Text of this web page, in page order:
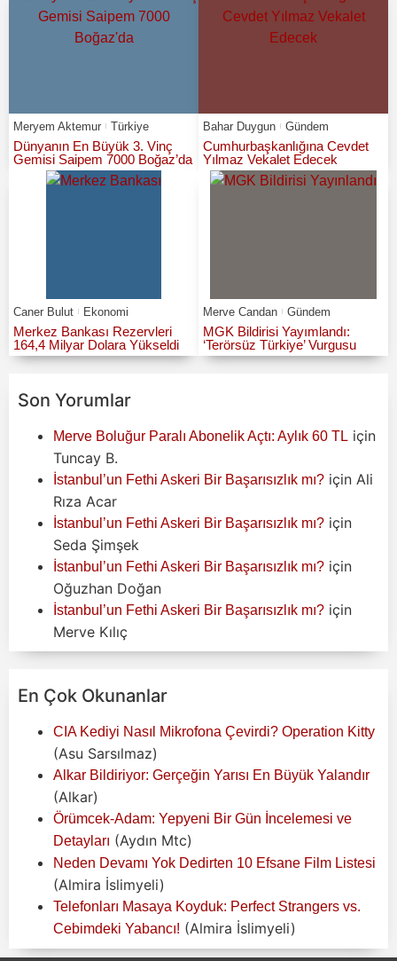
Meryem Aktemur Türkiye
Dünyanın En Büyük 3. Vinç
Gemisi Saipem 7000 Boğaz’da
Bahar Duygun Gündem
Cumhurbaşkanlığına Cevdet
Yılmaz Vekalet Edecek
Caner Bulut Ekonomi
Merkez Bankası Rezervleri
164,4 Milyar Dolara Yükseldi
Merve Candan Gündem
MGK Bildirisi Yayımlandı:
‘Terörsüz Türkiye’ Vurgusu
Son Yorumlar
Merve Boluğur Paralı Abonelik Açtı: Aylık 60 TL için
Tuncay B.
İstanbul’un Fethi Askeri Bir Başarısızlık mı? için Ali
Rıza Acar
İstanbul’un Fethi Askeri Bir Başarısızlık mı? için
Seda Şimşek
İstanbul’un Fethi Askeri Bir Başarısızlık mı? için
Oğuzhan Doğan
İstanbul’un Fethi Askeri Bir Başarısızlık mı? için
Merve Kılıç
En Çok Okunanlar
CIA Kediyi Nasıl Mikrofona Çevirdi? Operation Kitty
(Asu Sarsılmaz)
Alkar Bildiriyor: Gerçeğin Yarısı En Büyük Yalandır
(Alkar)
Örümcek-Adam: Yepyeni Bir Gün İncelemesi ve
Detayları (Aydın Mtc)
Neden Devamı Yok Dedirten 10 Efsane Film Listesi
(Almira İslimyeli)
Telefonları Masaya Koyduk: Perfect Strangers vs.
Cebimdeki Yabancı! (Almira İslimyeli)